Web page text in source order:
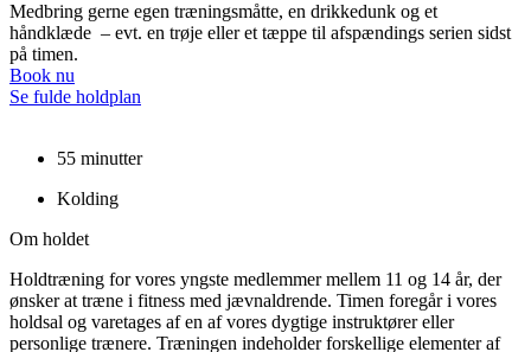
Medbring gerne egen træningsmåtte, en drikkedunk og et
håndklæde – evt. en trøje eller et tæppe til afspændings serien sidst
på timen.
Book nu
Se fulde holdplan
55 minutter
Kolding
Om holdet
Holdtræning for vores yngste medlemmer mellem 11 og 14 år, der
ønsker at træne i fitness med jævnaldrende. Timen foregår i vores
holdsal og varetages af en af vores dygtige instruktører eller
personlige trænere. Træningen indeholder forskellige elementer af